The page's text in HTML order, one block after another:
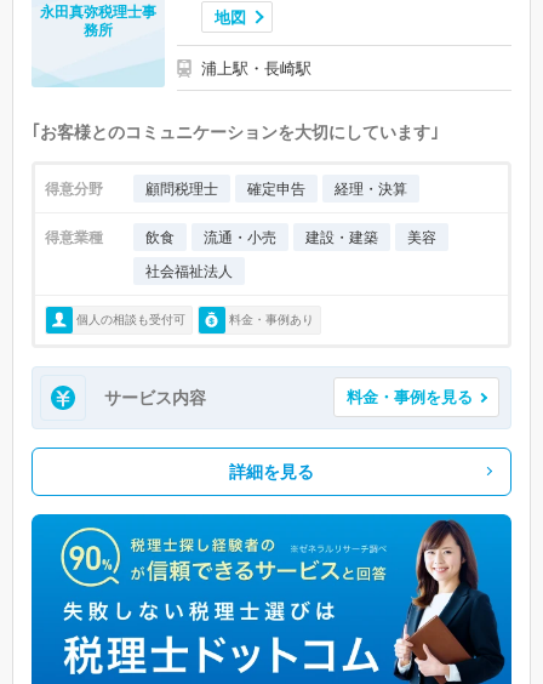
地図
浦上駅・長崎駅
永田真弥税理士事
務所
｢お客様とのコミュニケーションを大切にしています｣
得意分野 顧問税理士 確定申告 経理・決算
得意業種 飲食 流通・小売 建設・建築
美容
社会福祉法人
個人の相談も受付可 料金・事例あり
サービス内容 料金・事例を見る
詳細を見る